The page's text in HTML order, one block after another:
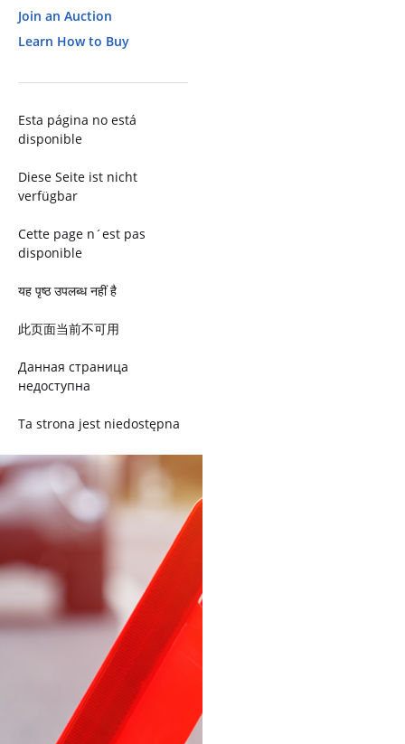
Join an Auction
Learn How to Buy
Esta página no está
disponible
Diese Seite ist nicht
verfügbar
Cette page n´est pas
disponible
यह पृष्ठ उपलब्ध नहीं है
此页面当前不可用
Данная страница
недоступна
Ta strona jest niedostępna
Trang này không có
Esta página não está
disponível
このページは現在利用できま
せん
Pagina non disponibile
هذه الصفحة غير متوفرة